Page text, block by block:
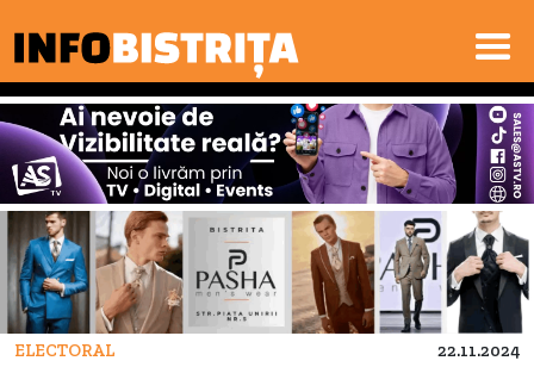
ELECTORAL 22.11.2024